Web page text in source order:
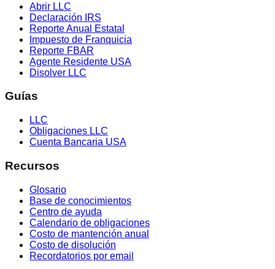
Abrir LLC
Declaración IRS
Reporte Anual Estatal
Impuesto de Franquicia
Reporte FBAR
Agente Residente USA
Disolver LLC
Guías
LLC
Obligaciones LLC
Cuenta Bancaria USA
Recursos
Glosario
Base de conocimientos
Centro de ayuda
Calendario de obligaciones
Costo de mantención anual
Costo de disolución
Recordatorios por email